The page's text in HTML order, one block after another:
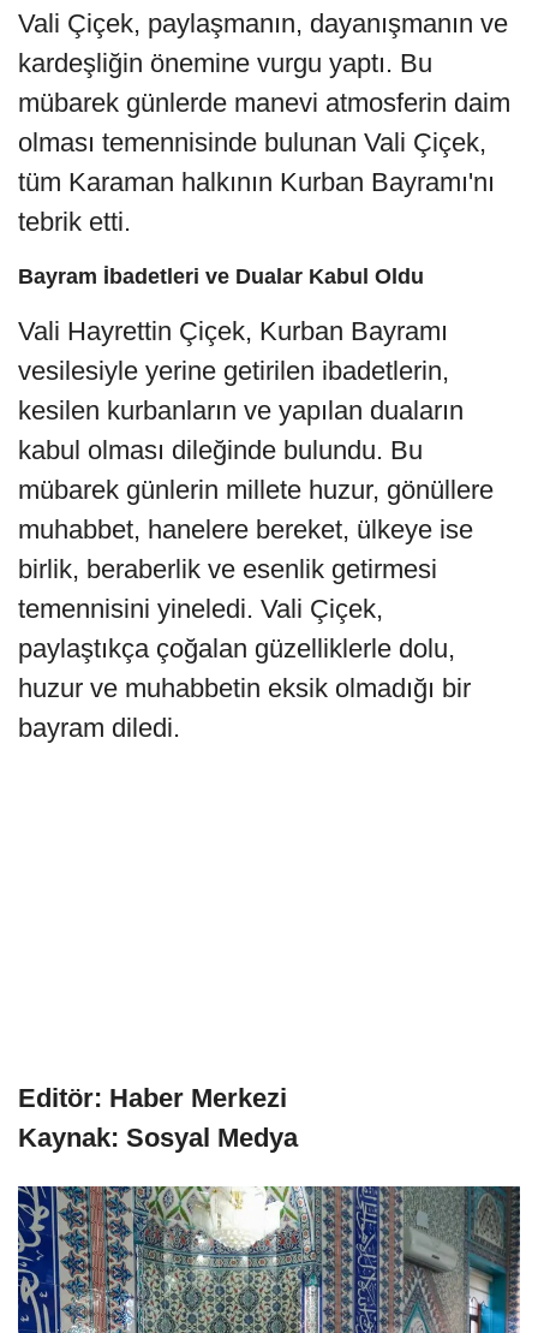
Vali Çiçek, paylaşmanın, dayanışmanın ve
kardeşliğin önemine vurgu yaptı. Bu
mübarek günlerde manevi atmosferin daim
olması temennisinde bulunan Vali Çiçek,
tüm Karaman halkının Kurban Bayramı'nı
tebrik etti.
Bayram İbadetleri ve Dualar Kabul Oldu
Vali Hayrettin Çiçek, Kurban Bayramı
vesilesiyle yerine getirilen ibadetlerin,
kesilen kurbanların ve yapılan duaların
kabul olması dileğinde bulundu. Bu
mübarek günlerin millete huzur, gönüllere
muhabbet, hanelere bereket, ülkeye ise
birlik, beraberlik ve esenlik getirmesi
temennisini yineledi. Vali Çiçek,
paylaştıkça çoğalan güzelliklerle dolu,
huzur ve muhabbetin eksik olmadığı bir
bayram diledi.
Editör: Haber Merkezi
Kaynak: Sosyal Medya